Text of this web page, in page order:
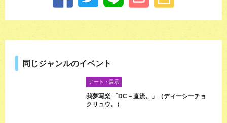
同じジャンルのイベント
アート・展示
我夢写楽 「DC－直流。」（ディーシーチョ
クリュウ。）